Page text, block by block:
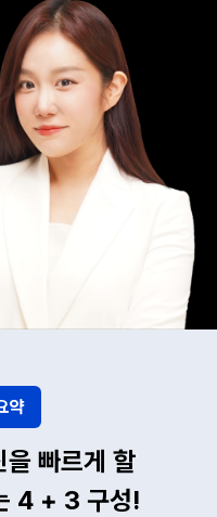
약
을 빠르게 할
4 + 3 구성!